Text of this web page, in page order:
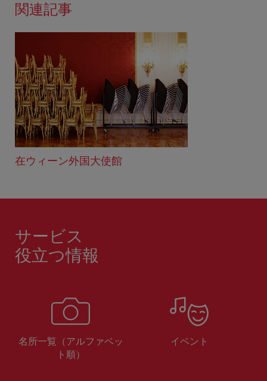
関連記事
在ウィーン外国大使館
サービス
役立つ情報
名所一覧（アルファベッ
ト順）
イベント